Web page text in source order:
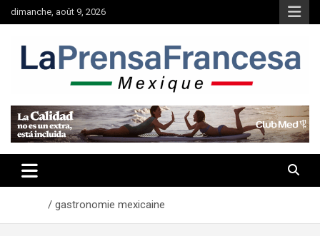
Aller
au
dimanche, août 9, 2026
gastronomie mexicaine